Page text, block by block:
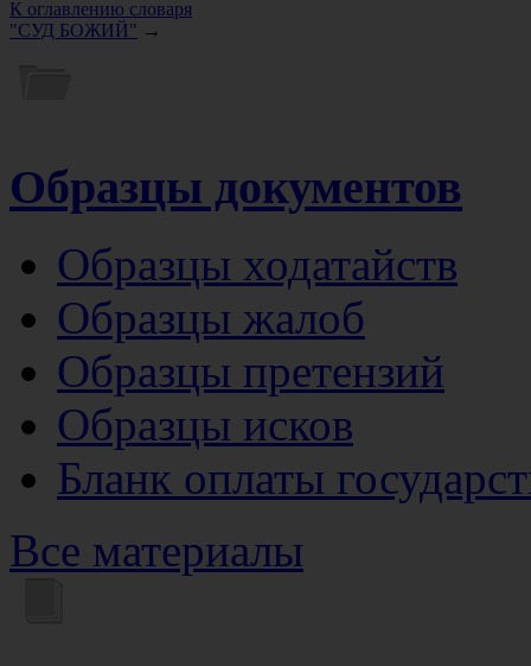
К оглавлению словаря
"СУД БОЖИЙ" →
Образцы документов
Образцы ходатайств
Образцы жалоб
Образцы претензий
Образцы исков
Бланк оплаты
Все материалы